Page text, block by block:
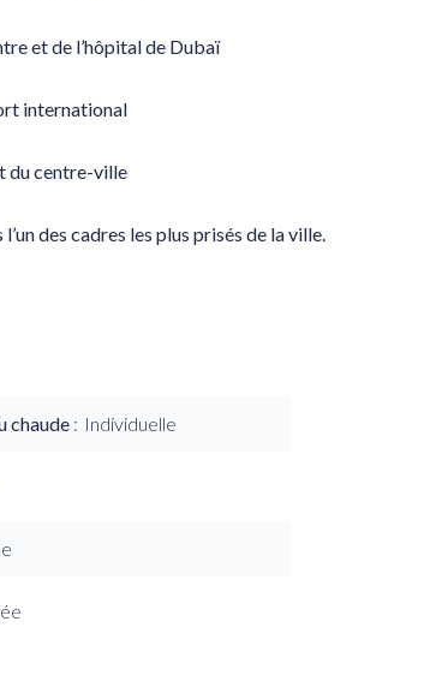
et de l’hôpital de Dubaï
international
du centre-ville
des cadres les plus prisés de la ville.
chaude Individuelle